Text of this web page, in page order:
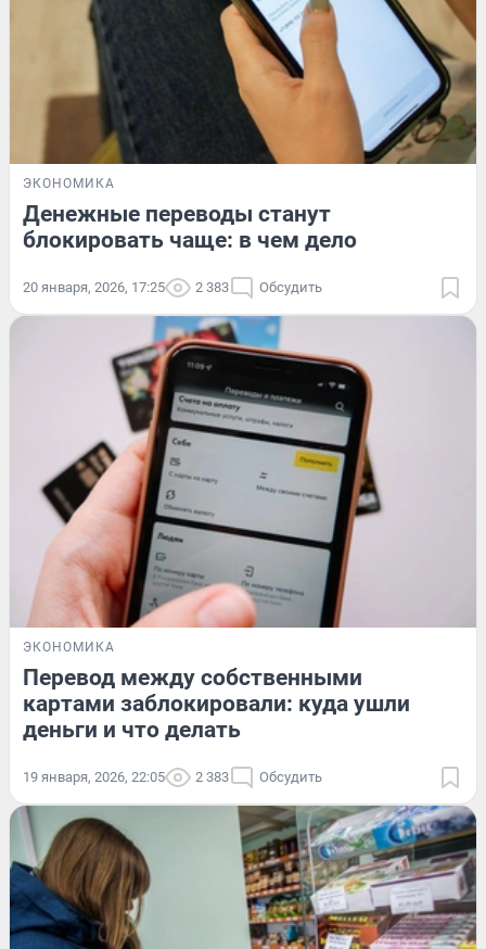
ЭКОНОМИКА
Денежные переводы станут
блокировать чаще: в чем дело
20 января, 2026, 17:25 2 383 Обсудить
ЭКОНОМИКА
Перевод между собственными
картами заблокировали: куда ушли
деньги и что делать
19 января, 2026, 22:05 2 383 Обсудить